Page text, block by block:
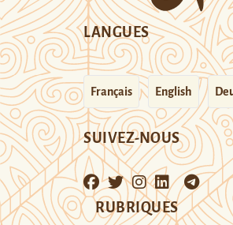
LANGUES
Français English
SUIVEZ-NOUS
RUBRIQUES